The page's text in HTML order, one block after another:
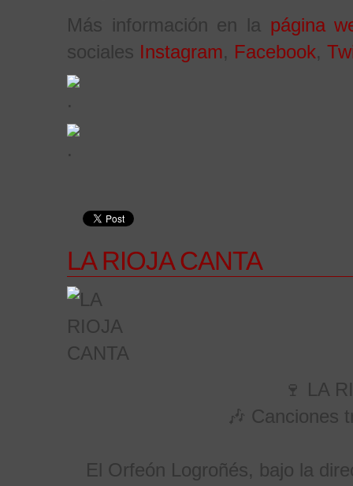
Más información en la página
sociales Instagram, Facebook,
LA RIOJA CANTA
🍷 LA
🎶 Canciones
El Orfeón Logroñés, bajo la